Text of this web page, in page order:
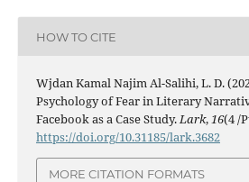
HOW TO CITE
Wjdan Kamal Najim Al-Salihi, L. D.
Psychology of Fear in Literary
Facebook as a Case Study.Lark,16(4 /
https://doi.org/10.31185/lark.3682
MORE CITATION FORMATS